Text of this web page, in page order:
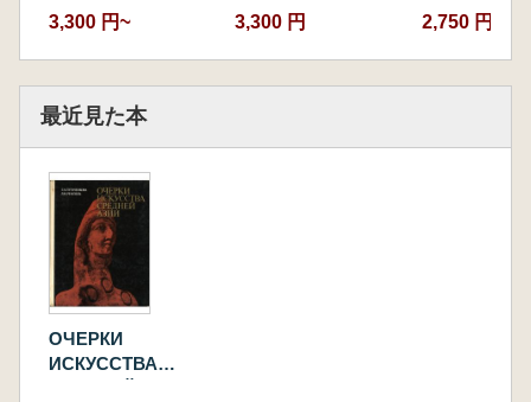
3,300 円~
への移行期にお
けるシベリア)
коммунизму(古代か
アの歴史:社会主義の
完成と共産主義への
3,300 円 2,750 円
最近見た本
ОЧЕРКИ
ИСКУССТВА